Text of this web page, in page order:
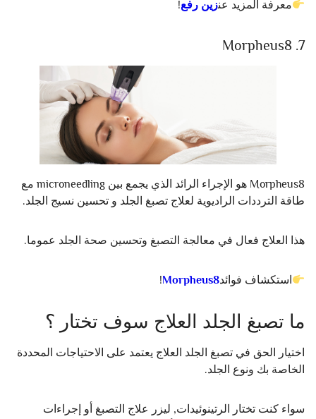
معرفة المزيد عنزين رفع!
7. Morpheus8
Morpheus8 هو الإجراء الرائد الذي يجمع بين microneedling مع
طاقة الترددات الراديوية لعلاج تصبغ الجلد و تحسين نسيج الجلد.
هذا العلاج فعال في معالجة التصبغ وتحسين صحة الجلد عموما.
استكشاف فوائدMorpheus8
!
ما تصبغ الجلد العلاج سوف تختار ؟
اختيار الحق في تصبغ الجلد العلاج يعتمد على الاحتياجات المحددة
الخاصة بك ونوع الجلد.
سواء كنت تختار الرتينوئيدات, ليزر علاج التصبغ أو إجراءات